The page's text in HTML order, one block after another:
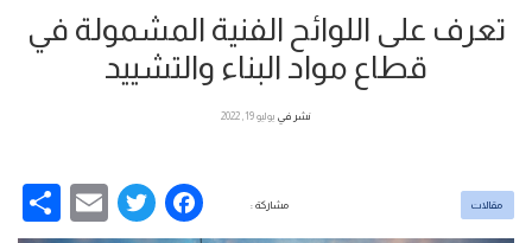
تعرف على اللوائح الفنية المشمولة في
قطاع مواد البناء والتشييد
نشر في يوليو 19, 2022
مقالات مشاركة : Facebook
Twitter